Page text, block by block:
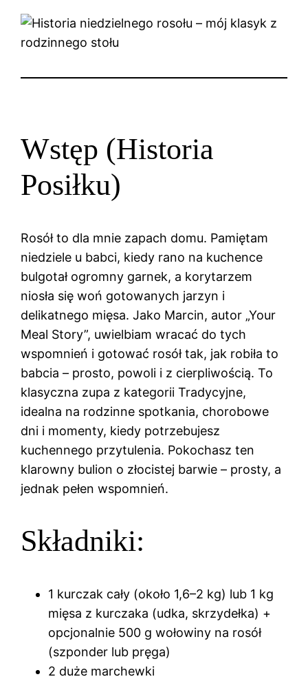
Wstęp (Historia
Posiłku)
Rosół to dla mnie zapach domu. Pamiętam
niedziele u babci, kiedy rano na kuchence
bulgotał ogromny garnek, a korytarzem
niosła się woń gotowanych jarzyn i
delikatnego mięsa. Jako Marcin, autor „Your
Meal Story”, uwielbiam wracać do tych
wspomnień i gotować rosół tak, jak robiła to
babcia – prosto, powoli i z cierpliwością. To
klasyczna zupa z kategorii Tradycyjne,
idealna na rodzinne spotkania, chorobowe
dni i momenty, kiedy potrzebujesz
kuchennego przytulenia. Pokochasz ten
klarowny bulion o złocistej barwie – prosty, a
jednak pełen wspomnień.
Składniki:
1 kurczak cały (około 1,6–2 kg) lub 1 kg
mięsa z kurczaka (udka, skrzydełka) +
opcjonalnie 500 g wołowiny na rosół
(szponder lub pręga)
2 duże marchewki